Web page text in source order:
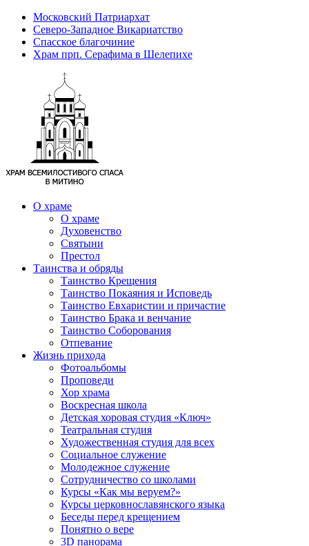
Московский Патриархат
Северо-Западное Викариатство
Спасское благочиние
Храм прп. Серафима в Шелепихе
О храме
О храме
Духовенство
Святыни
Престол
Таинства и обряды
Таинство Крещения
Таинство Покаяния и Исповедь
Таинство Евхаристии и причастие
Таинство Брака и венчание
Таинство Соборования
Отпевание
Жизнь прихода
Фотоальбомы
Проповеди
Хор храма
Воскресная школа
Детская хоровая студия «Ключ»
Театральная студия
Х​удожественная студия для всех
Социальное служение
Молодежное служение
Сотрудничество со школами
Курсы «Как мы веруем?»
Курсы церковнославянского языка
Беседы перед крещением
Понятно о вере
3D панорама